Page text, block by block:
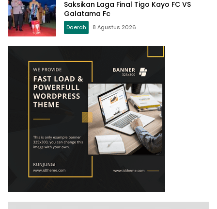
Saksikan Laga Final Tigo Kayo FC VS
Galatama Fc
Daerah 8 Agustus 2026